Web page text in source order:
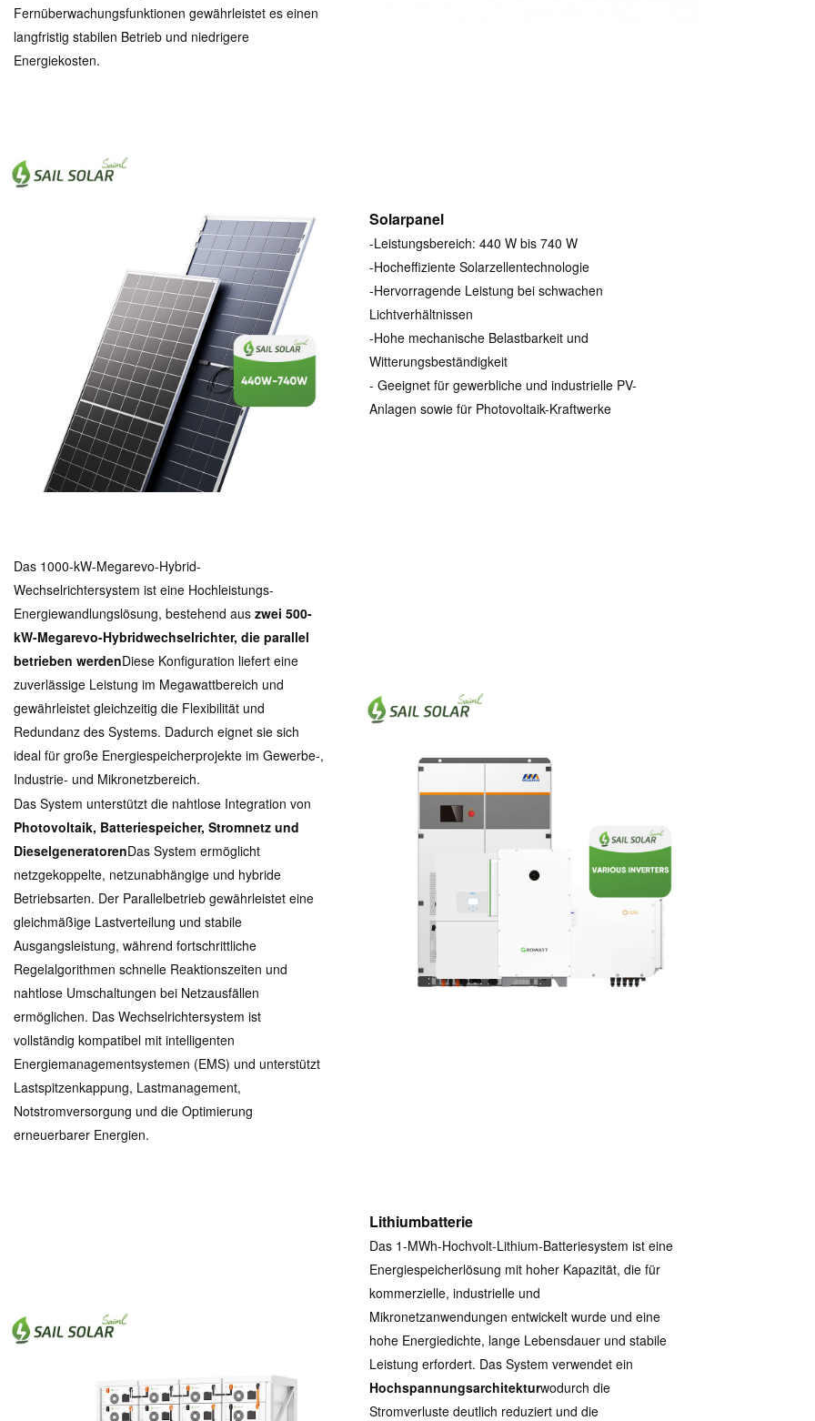
Fernüberwachungsfunktionen gewährleistet es einen
langfristig stabilen Betrieb und niedrigere
Energiekosten.
Solarpanel
-Leistungsbereich: 440 W bis 740 W
-Hocheffiziente Solarzellentechnologie
-Hervorragende Leistung bei schwachen
Lichtverhältnissen
-Hohe mechanische Belastbarkeit und
Witterungsbeständigkeit
- Geeignet für gewerbliche und industrielle PV-
Anlagen sowie für Photovoltaik-Kraftwerke
Das 1000-kW-Megarevo-Hybrid-
Wechselrichtersystem ist eine Hochleistungs-
Energiewandlungslösung, bestehend aus zwei 500-
kW-Megarevo-Hybridwechselrichter, die parallel
betrieben werdenDiese Konfiguration liefert eine
zuverlässige Leistung im Megawattbereich und
gewährleistet gleichzeitig die Flexibilität und
Redundanz des Systems. Dadurch eignet sie sich
ideal für große Energiespeicherprojekte im Gewerbe-,
Industrie- und Mikronetzbereich.
Das System unterstützt die nahtlose Integration von
Photovoltaik, Batteriespeicher, Stromnetz und
DieselgeneratorenDas System ermöglicht
netzgekoppelte, netzunabhängige und hybride
Betriebsarten. Der Parallelbetrieb gewährleistet eine
gleichmäßige Lastverteilung und stabile
Ausgangsleistung, während fortschrittliche
Regelalgorithmen schnelle Reaktionszeiten und
nahtlose Umschaltungen bei Netzausfällen
ermöglichen. Das Wechselrichtersystem ist
vollständig kompatibel mit intelligenten
Energiemanagementsystemen (EMS) und unterstützt
Lastspitzenkappung, Lastmanagement,
Notstromversorgung und die Optimierung
erneuerbarer Energien.
Lithiumbatterie
Das 1-MWh-Hochvolt-Lithium-Batteriesystem ist eine
Energiespeicherlösung mit hoher Kapazität, die für
kommerzielle, industrielle und
Mikronetzanwendungen entwickelt wurde und eine
hohe Energiedichte, lange Lebensdauer und stabile
Leistung erfordert. Das System verwendet ein
Hochspannungsarchitekturwodurch die
Stromverluste deutlich reduziert und die